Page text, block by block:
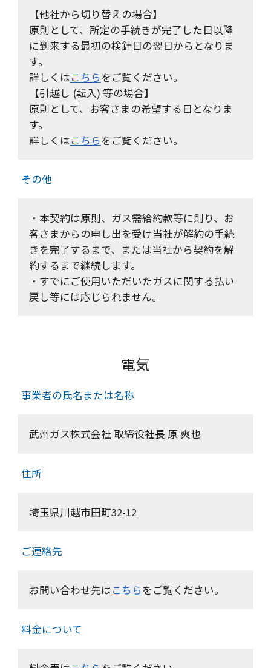
【他社から切り替えの場合】
原則として、所定の手続きが完了した日以降
に到来する最初の検針日の翌日からとなりま
す。
詳しくはこちらをご覧ください。
【引越し (転入) 等の場合】
原則として、お客さまの希望する日となりま
す。
詳しくはこちらをご覧ください。
その他
・本契約は原則、ガス需給約款等に則り、お
客さまからの申し出を受け当社が解約の手続
きを完了するまで、または当社から契約を解
約するまで継続します。
・すでにご使用いただいたガスに関する払い
戻し等には応じられません。
電気
事業者の氏名または名称
武州ガス株式会社 取締役社長 原 爽也
住所
埼玉県川越市田町32-12
ご連絡先
お問い合わせ先はこちらをご覧ください。
料金について